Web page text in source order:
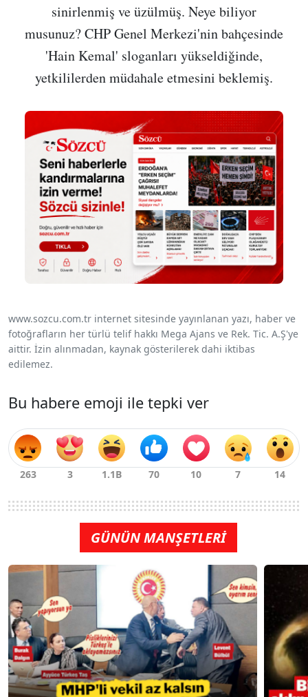
sinirlenmiş ve üzülmüş. Neye biliyor
musunuz? CHP Genel Merkezi'nin bahçesinde
'Hain Kemal' sloganları yükseldiğinde,
yetkililerden müdahale etmesini beklemiş.
www.sozcu.com.tr internet sitesinde yayınlanan yazı, haber ve
fotoğrafların her türlü telif hakkı Mega Ajans ve Rek. Tic. A.Ş'ye
aittir. İzin alınmadan, kaynak gösterilerek dahi iktibas
edilemez.
Bu habere emoji ile tepki ver
GÜNÜN MANŞETLERİ